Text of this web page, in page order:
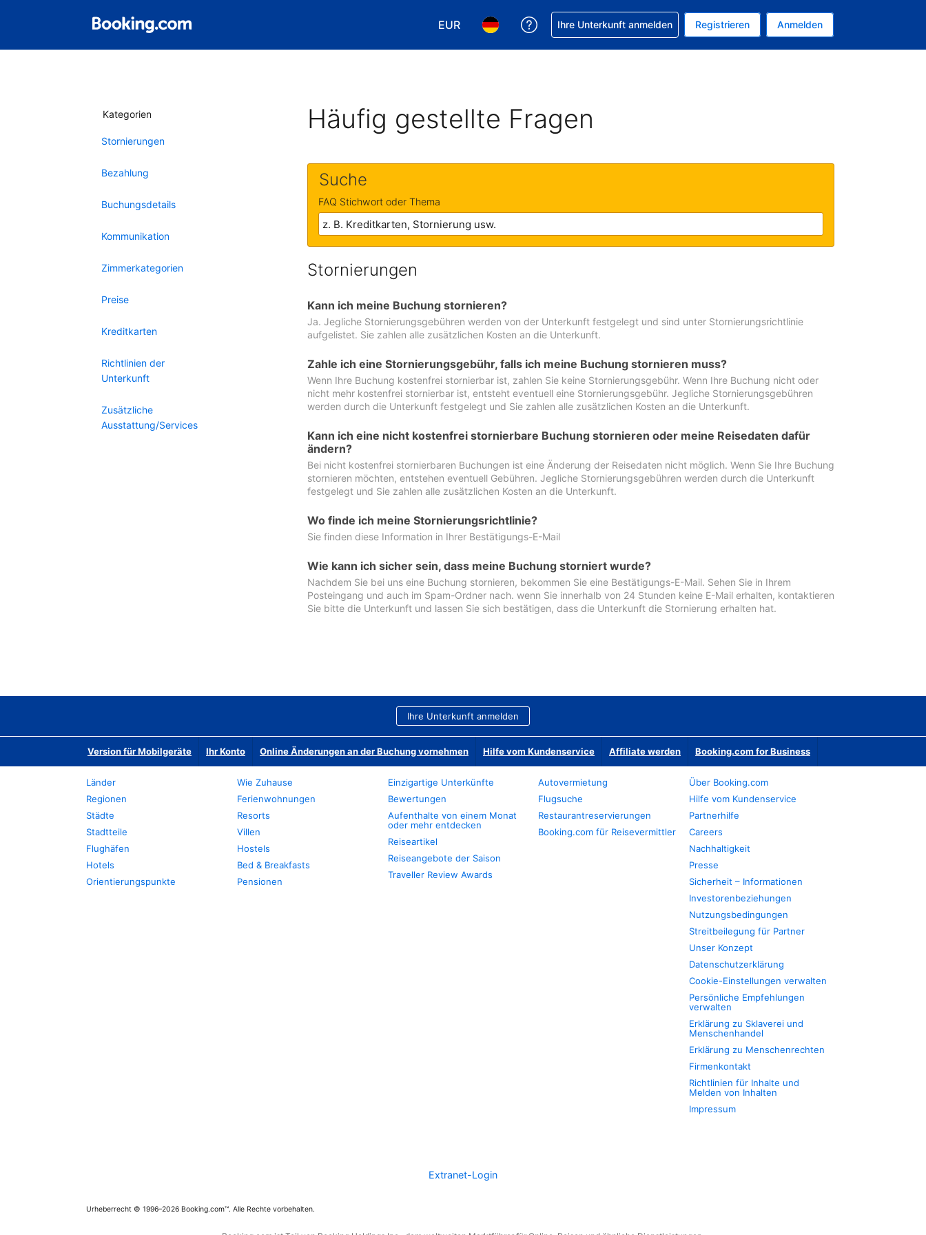
EUR
Wählen Sie Ihre Währung. Ihre aktuelle Währung ist EUR
Wählen Sie Ihre Sprache. Ihre aktuelle Sprache ist Deutsch
Hilfe bei Ihrer Buchung erhalten
Ihre Unterkunft anmelden Registrieren Anmelden
Kategorien
Stornierungen
Bezahlung
Buchungsdetails
Kommunikation
Zimmerkategorien
Preise
Kreditkarten
Richtlinien der
Unterkunft
Zusätzliche
Ausstattung/Services
Häufig gestellte Fragen
Suche
FAQ Stichwort oder Thema
Stornierungen
Kann ich meine Buchung stornieren?
Ja. Jegliche Stornierungsgebühren werden von der Unterkunft festgelegt und sind unter Stornierungsrichtlinie
aufgelistet. Sie zahlen alle zusätzlichen Kosten an die Unterkunft.
Zahle ich eine Stornierungsgebühr, falls ich meine Buchung stornieren muss?
Wenn Ihre Buchung kostenfrei stornierbar ist, zahlen Sie keine Stornierungsgebühr. Wenn Ihre Buchung nicht oder
nicht mehr kostenfrei stornierbar ist, entsteht eventuell eine Stornierungsgebühr. Jegliche Stornierungsgebühren
werden durch die Unterkunft festgelegt und Sie zahlen alle zusätzlichen Kosten an die Unterkunft.
Kann ich eine nicht kostenfrei stornierbare Buchung stornieren oder meine Reisedaten dafür
ändern?
Bei nicht kostenfrei stornierbaren Buchungen ist eine Änderung der Reisedaten nicht möglich. Wenn Sie Ihre Buchung
stornieren möchten, entstehen eventuell Gebühren. Jegliche Stornierungsgebühren werden durch die Unterkunft
festgelegt und Sie zahlen alle zusätzlichen Kosten an die Unterkunft.
Wo finde ich meine Stornierungsrichtlinie?
Sie finden diese Information in Ihrer Bestätigungs-E-Mail
Wie kann ich sicher sein, dass meine Buchung storniert wurde?
Nachdem Sie bei uns eine Buchung stornieren, bekommen Sie eine Bestätigungs-E-Mail. Sehen Sie in Ihrem
Posteingang und auch im Spam-Ordner nach. wenn Sie innerhalb von 24 Stunden keine E-Mail erhalten, kontaktieren
Sie bitte die Unterkunft und lassen Sie sich bestätigen, dass die Unterkunft die Stornierung erhalten hat.
Ihre Unterkunft anmelden
Version für Mobilgeräte Ihr Konto Online Änderungen an der Buchung vornehmen Hilfe vom Kundenservice Affiliate werden Booking.com for Business
Länder
Regionen
Städte
Stadtteile
Flughäfen
Hotels
Orientierungspunkte
Wie Zuhause
Ferienwohnungen
Resorts
Villen
Hostels
Bed & Breakfasts
Pensionen
Einzigartige Unterkünfte
Bewertungen
Aufenthalte von einem Monat
oder mehr entdecken
Reiseartikel
Reiseangebote der Saison
Traveller Review Awards
Autovermietung
Flugsuche
Restaurantreservierungen
Booking.com für Reisevermittler
Über Booking.com
Hilfe vom Kundenservice
Partnerhilfe
Careers
Nachhaltigkeit
Presse
Sicherheit – Informationen
Investorenbeziehungen
Nutzungsbedingungen
Streitbeilegung für Partner
Unser Konzept
Datenschutzerklärung
Cookie-Einstellungen verwalten
Persönliche Empfehlungen
verwalten
Erklärung zu Sklaverei und
Menschenhandel
Erklärung zu Menschenrechten
Firmenkontakt
Richtlinien für Inhalte und
Melden von Inhalten
Impressum
Extranet-Login
Urheberrecht © 1996–2026 Booking.com™. Alle Rechte vorbehalten.